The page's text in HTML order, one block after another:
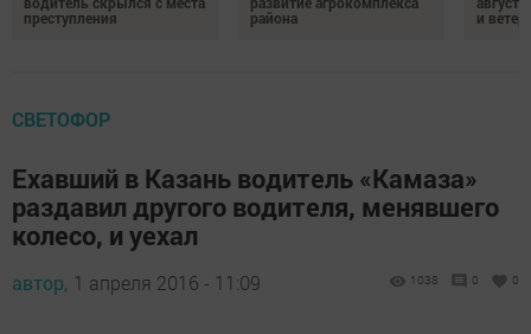
преступления
района
и ветер
СВЕТОФОР
Ехавший в Казань водитель «Камаза»
раздавил другого водителя, менявшего
колесо, и уехал
автор, 1 апреля 2016 - 11:09 1038 0 0